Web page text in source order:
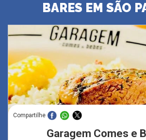
BARES EM SÃO
Compartilhe
Garagem Comes e